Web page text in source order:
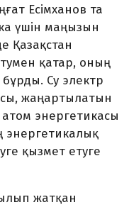
Есімханов та
үшін маңызын
Қазақстан
қатар, оның
Су электр
жаңартылатын
энергетикасы
энергетикалық
қызмет ету­ге
жатқан